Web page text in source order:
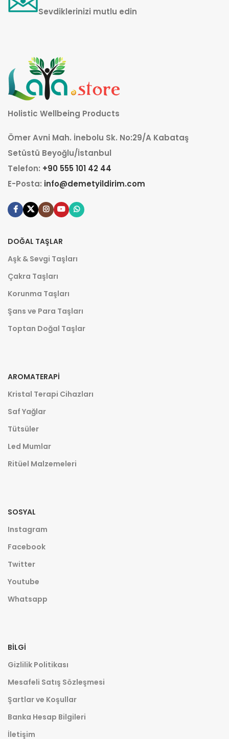
Sevdiklerinizi mutlu edin
Holistic Wellbeing Products
Ömer Avni Mah. İnebolu Sk. No:29/A Kabataş
Setüstü Beyoğlu/İstanbul
Telefon: +90 555 101 42 44
E-Posta: info@demetyildirim.com
DOĞAL TAŞLAR
Aşk & Sevgi Taşları
Çakra Taşları
Korunma Taşları
Şans ve Para Taşları
Toptan Doğal Taşlar
AROMATERAPI
Kristal Terapi Cihazları
Saf Yağlar
Tütsüler
Led Mumlar
Ritüel Malzemeleri
SOSYAL
Instagram
Facebook
Twitter
Youtube
Whatsapp
BILGI
Gizlilik Politikası
Mesafeli Satış Sözleşmesi
Şartlar ve Koşullar
Banka Hesap Bilgileri
İletişim